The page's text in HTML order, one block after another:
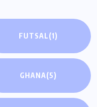
FUTSAL(1)
GHANA(5)